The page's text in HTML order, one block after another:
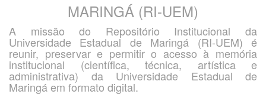
MARINGÁ (RI-UEM)
A missão do Repositório Institucional da
Universidade Estadual de Maringá (RI-UEM) é
reunir, preservar e permitir o acesso à memória
institucional (científica, técnica, artística e
administrativa) da Universidade Estadual de
Maringá em formato digital.